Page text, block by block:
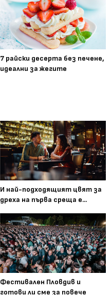
7 райски десерта без печене,
идеални за жегите
И най-подходящият цвят за
дреха на първа среща е...
Фестивален Пловдив и
готови ли сме за повече